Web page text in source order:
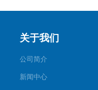
关于我们
公司简介
新闻中心